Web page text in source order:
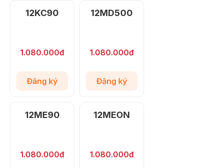
12KC90
1.080.000đ
Đăng ký
12MD500
1.080.000đ
Đăng ký
12ME90
1.080.000đ
12MEON
1.080.000đ